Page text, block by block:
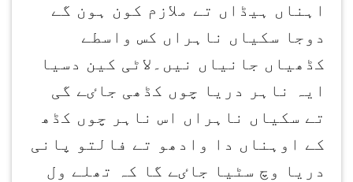
اہناں ہیڈاں تے ملازم کون ہون گے
دوجا سکیاں ناہراں کس واسطے
کڈھیاں جانیاں نیں۔لاٹی کین دسیا
ایہ ناہر دریا چوں کڈھی جاٸے گی
تے سکیاں ناہراں اس ناہر چوں کڈھ
کے اوہناں دا وادھو تے فالتو پانی
دریا وچ سٹیا جاٸے گا کہ تھلے ول